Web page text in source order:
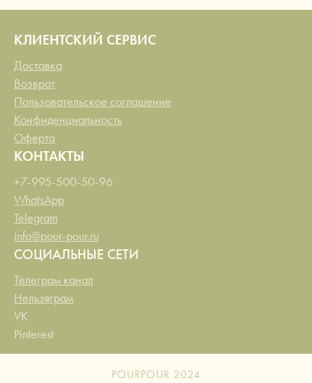
КЛИЕНТСКИЙ СЕРВИС
Доставка
Возврат
Пользовательское соглашение
Конфиденциальность
Оферта
КОНТАКТЫ
+7-995-500-50-96
WhatsApp
Telegram
info@pour-pour.ru
СОЦИАЛЬНЫЕ СЕТИ
Телеграм канал
Нельзяграм
VK
Pinterest
POURPOUR 2024